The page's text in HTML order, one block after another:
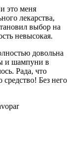
это меня
лекарства,
выбор на
невысокая.
довольна
и шампуни в
Рада, что
средство! Без него